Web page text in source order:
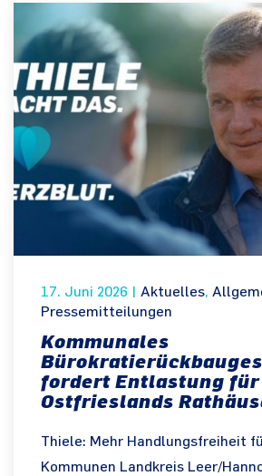
17. Juni 2026 Aktuelles,
Pressemitteilungen
Kommunales
fordert Entlastung für
Ostfrieslands
Thiele: Mehr Handlungsfreiheit
Kommunen Landkreis Leer/